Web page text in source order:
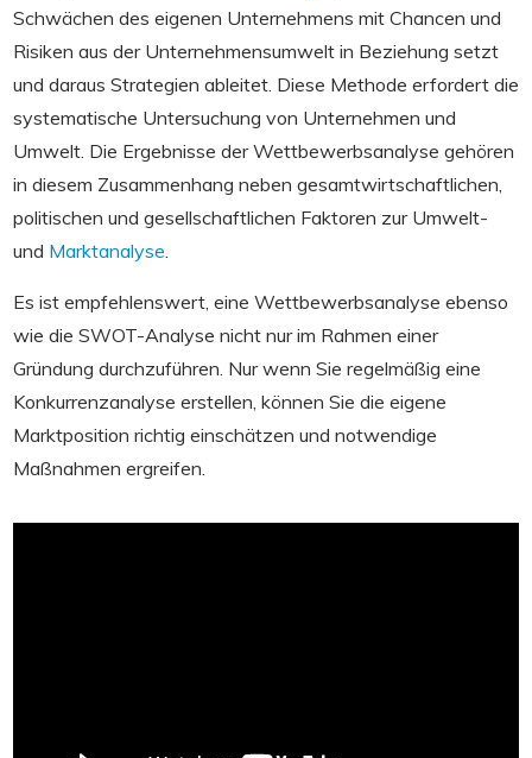
Schwächen des eigenen Unternehmens mit Chancen und
Risiken aus der Unternehmensumwelt in Beziehung setzt
und daraus Strategien ableitet. Diese Methode erfordert die
systematische Untersuchung von Unternehmen und
Umwelt. Die Ergebnisse der Wettbewerbsanalyse gehören
in diesem Zusammenhang neben gesamtwirtschaftlichen,
politischen und gesellschaftlichen Faktoren zur Umwelt-
und Marktanalyse.
Es ist empfehlenswert, eine Wettbewerbsanalyse ebenso
wie die SWOT-Analyse nicht nur im Rahmen einer
Gründung durchzuführen. Nur wenn Sie regelmäßig eine
Konkurrenzanalyse erstellen, können Sie die eigene
Marktposition richtig einschätzen und notwendige
Maßnahmen ergreifen.